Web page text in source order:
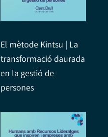
El mètode Kintsu | La
transformació daurada
en la gestió de
persones